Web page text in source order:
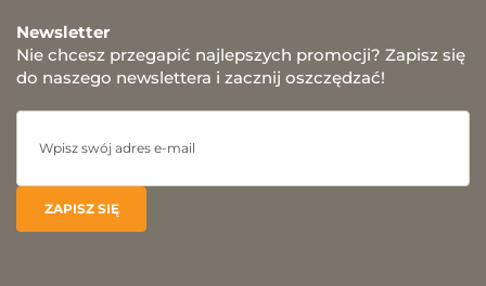
Newsletter
Nie chcesz przegapić najlepszych promocji? Zapisz się
do naszego newslettera i zacznij oszczędzać!